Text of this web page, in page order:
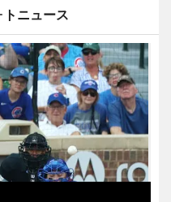
トニュース